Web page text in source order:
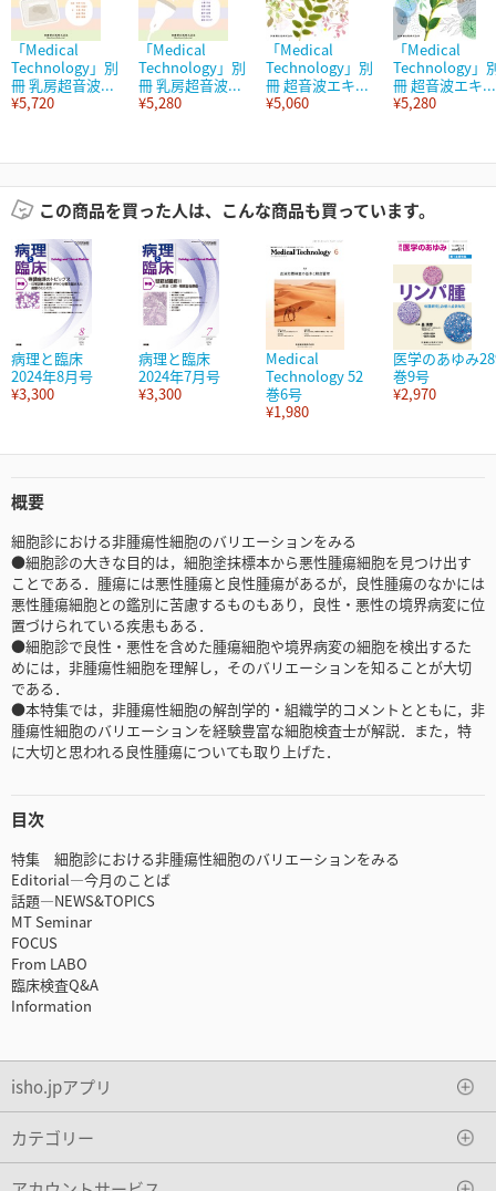
「Medical
Technology」別
冊 乳房超音波...
¥5,720
「Medical
Technology」別
冊 乳房超音波...
¥5,280
「Medical
Technology」別
冊 超音波エキ...
¥5,060
「Medical
Technology」
冊 超音波エキ...
¥5,280
この商品を買った人は、こんな商品も買っています。
病理と臨床
2024年8月号
¥3,300
病理と臨床
2024年7月号
¥3,300
Medical
Technology 52
巻6号
¥1,980
医学のあゆみ
巻9号
¥2,970
概要
細胞診における非腫瘍性細胞のバリエーションをみる
●細胞診の大きな目的は，細胞塗抹標本から悪性腫瘍細胞を見つけ出す
ことである．腫瘍には悪性腫瘍と良性腫瘍があるが，良性腫瘍のなかには
悪性腫瘍細胞との鑑別に苦慮するものもあり，良性・悪性の境界病変に位
置づけられている疾患もある．
●細胞診で良性・悪性を含めた腫瘍細胞や境界病変の細胞を検出するた
めには，非腫瘍性細胞を理解し，そのバリエーションを知ることが大切
である．
●本特集では，非腫瘍性細胞の解剖学的・組織学的コメントとともに，非
腫瘍性細胞のバリエーションを経験豊富な細胞検査士が解説．また，特
に大切と思われる良性腫瘍についても取り上げた．
目次
特集 細胞診における非腫瘍性細胞のバリエーションをみる
Editorial―今月のことば
話題―NEWS&TOPICS
MT Seminar
FOCUS
From LABO
臨床検査Q&A
Information
isho.jpアプリ
カテゴリー